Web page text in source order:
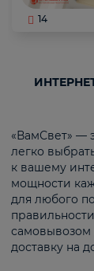
14
«ВамСвет» —
легко
к вашему
мощности
для любого
самовывозом
доставку на